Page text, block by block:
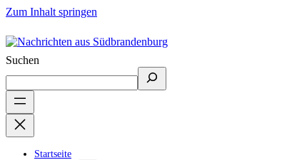
Zum Inhalt springen
Suchen
Startseite